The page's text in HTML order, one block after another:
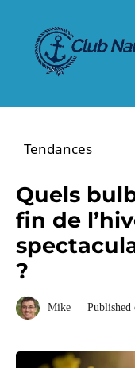
contenu
Tendances
Quels
fin de
?
Mike Published